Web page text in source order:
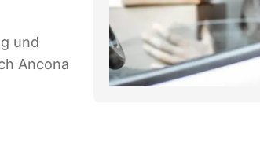
und
Ancona